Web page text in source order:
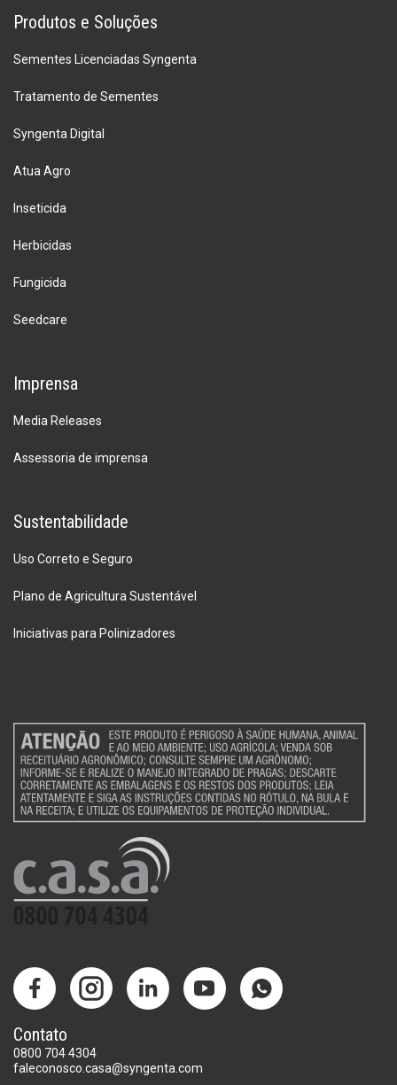
Produtos e Soluções
Sementes Licenciadas Syngenta
Tratamento de Sementes
Syngenta Digital
Atua Agro
Inseticida
Herbicidas
Fungicida
Seedcare
Imprensa
Media Releases
Assessoria de imprensa
Sustentabilidade
Uso Correto e Seguro
Plano de Agricultura Sustentável
Iniciativas para Polinizadores
Contato
0800 704 4304
faleconosco.casa@syngenta.com